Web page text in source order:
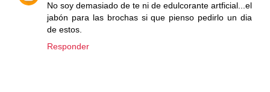
No soy demasiado de te ni de edulcorante artficial...el
jabón para las brochas si que pienso pedirlo un dia
de estos.
Responder